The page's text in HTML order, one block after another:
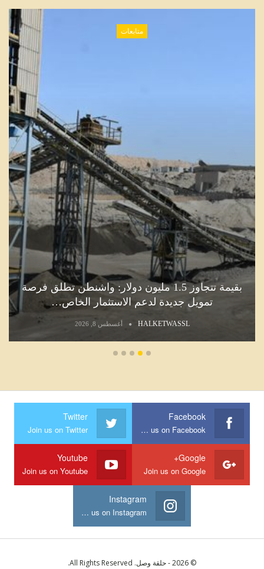
متابعات
بقيمة تتجاوز 1.5 مليون دولار: واشنطن تطلق فرصة
تمويل جديدة لدعم الاستثمار الخاص…
HALKETWASSL أغسطس 8, 2026
Facebook
Join us on Facebook
Twitter
Join us on Twitter
Google+
Join us on Google
Youtube
Join us on Youtube
Instagram
Join us on Instagram
© 2026 - حلقة وصل. All Rights Reserved.